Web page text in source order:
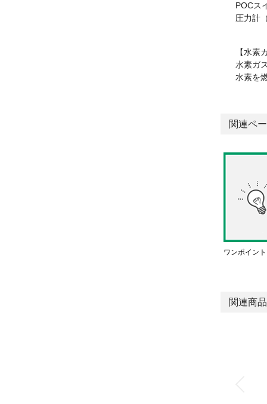
POCス
圧力計
【水素
水素ガ
水素を
関連ペ
ワンポイン
関連商品